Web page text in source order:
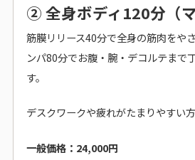
② 全身ボディ120分（マ
筋膜リリース40分で全身の筋肉をや
ンパ80分でお腹・腕・デコルテまで
す。
デスクワークや疲れがたまりやすい
一般価格：24,000円